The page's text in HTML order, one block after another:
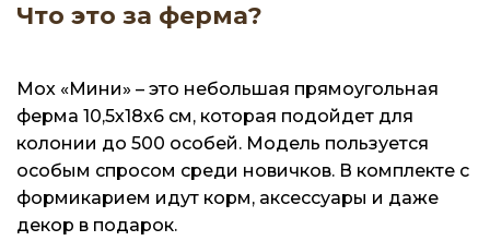
Что это за ферма?
Мох «Мини» – это небольшая прямоугольная
ферма 10,5х18х6 см, которая подойдет для
колонии до 500 особей. Модель пользуется
особым спросом среди новичков. В комплекте с
формикарием идут корм, аксессуары и даже
декор в подарок.